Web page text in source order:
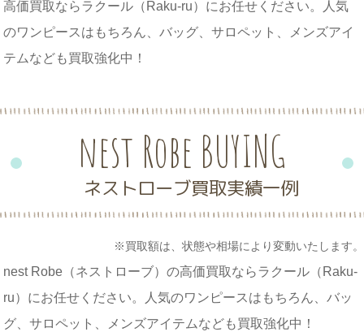
高価買取ならラクール（Raku-ru）にお任せください。人気
のワンピースはもちろん、バッグ、サロペット、メンズアイ
テムなども買取強化中！
nest Robe BUYING
ネストローブ買取実績一例
※買取額は、状態や相場により変動いたします。
nest Robe（ネストローブ）の高価買取ならラクール（Raku-
ru）にお任せください。人気のワンピースはもちろん、バッ
グ、サロペット、メンズアイテムなども買取強化中！